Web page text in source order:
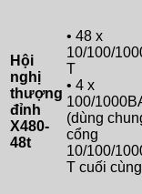
Hội
nghị
thượng
đỉnh
X480-
48t
• 48 x
10/100/
T
• 4 x
100/
(dùng
cổng
10/100/
T cuối